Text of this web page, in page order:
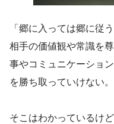
「郷に入っては郷に従
相手の価値観や常識を
事やコミュニケーショ
を勝ち取っていけない。
そこはわかっているけ